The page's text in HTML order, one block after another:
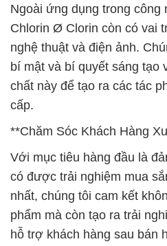
Ngoài ứng dụng trong công
Chlorin Ø Clorin còn có vai
nghệ thuật và điện ảnh.
bí mật và bí quyết sáng tạo
chất này để tạo ra các tác
cấp.
**Chăm Sóc Khách Hàng
Với mục tiêu hàng đầu là
có được trải nghiệm mua
nhất, chúng tôi cam kết
phẩm mà còn tạo ra trải
hỗ trợ khách hàng sau bán